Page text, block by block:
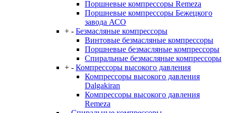
Поршневые компрессоры Remeza
Поршневые компрессоры Бежецкого
завода АСО
+ - Безмасляные компрессоры
Винтовые безмасляные компрессоры
Поршневые безмасляные компрессоры
Спиральные безмасляные компрессоры
+ - Компрессоры высокого давления
Компрессоры высокого давления
Dalgakiran
Компрессоры высокого давления
Remeza